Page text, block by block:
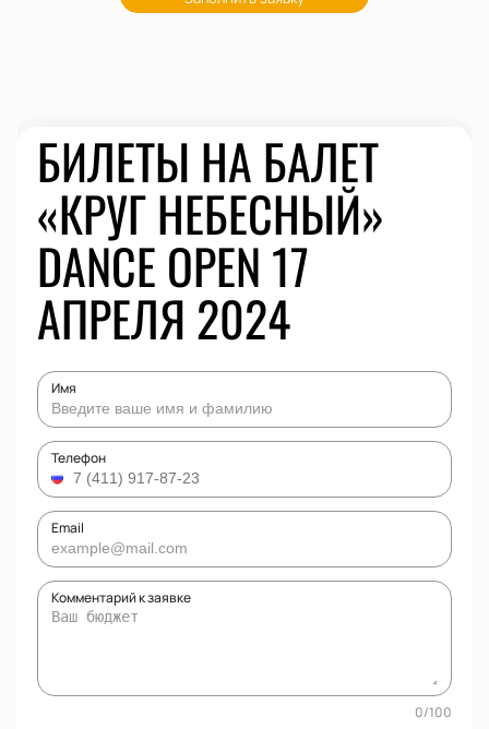
БИЛЕТЫ НА БАЛЕТ
«КРУГ НЕБЕСНЫЙ»
DANCE OPEN 17
АПРЕЛЯ 2024
Имя
Телефон
Email
Комментарий к заявке
0/100